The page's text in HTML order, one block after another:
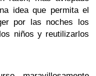
idea que permita el
por las noches los
niños y reutilizarlos